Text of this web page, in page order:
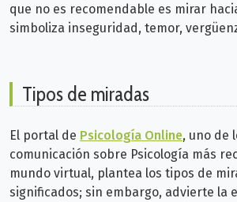
que no es recomendable es mirar
simboliza inseguridad, temor,
Tipos de miradas
El portal de Psicología Online, uno de
comunicación sobre Psicología más
mundo virtual, plantea los tipos de
significados; sin embargo, advierte la